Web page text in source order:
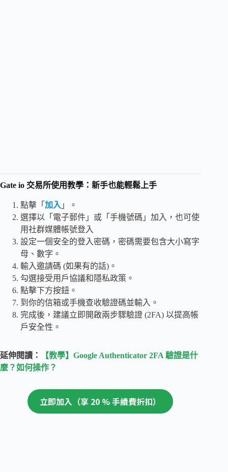
Gate io 交易所使用教學：新手也能輕鬆上手
點擊「 加入 」。
選擇以「電子郵件」或「手機號碼」加入，也可使
用社群媒體帳號登入
設定一個安全的登入密碼，密碼需要包含大小寫字
母、數字。
輸入邀請碼 (如果有的話)。
勾選接受用戶協議和隱私政策。
點擊下方按鈕。
到你的信箱或手機查收驗證碼並輸入。
完成後，建議立即開啟兩步驟驗證 (2FA) 以提高帳
戶安全性。
延伸閱讀：
【教學】Google Authenticator 2FA 驗證是什
麼？如何操作？
立即加入（享 20 % 手續費折扣）